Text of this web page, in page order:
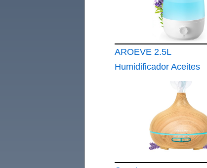
AROEVE 2.5L
Humidificador Aceites
Esenciales 250ml